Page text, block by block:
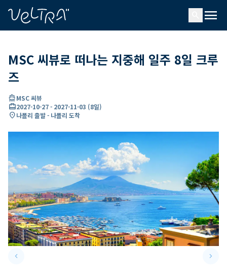
menu
MSC 씨뷰로 떠나는 지중해 일주 8일 크루
즈
directions_boatMSC 씨뷰
card_travel2027-10-27- 2027-11-03 (8일)
location_on나폴리 출발 - 나폴리 도착
keyboard_arrow_leftPrevious slide keyboard_arrow_right